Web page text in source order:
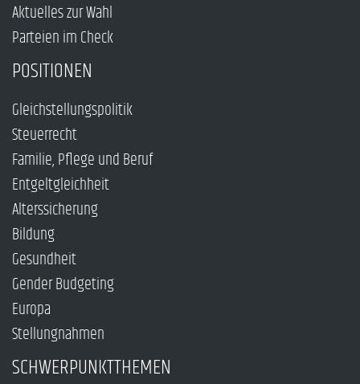
Aktuelles zur Wahl
Parteien im Check
POSITIONEN
Gleichstellungspolitik
Steuerrecht
Familie, Pflege und Beruf
Entgeltgleichheit
Alterssicherung
Bildung
Gesundheit
Gender Budgeting
Europa
Stellungnahmen
SCHWERPUNKTTHEMEN